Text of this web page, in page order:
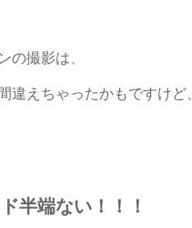
の撮影は、
違えちゃったかもですけど、
半端ない！！！